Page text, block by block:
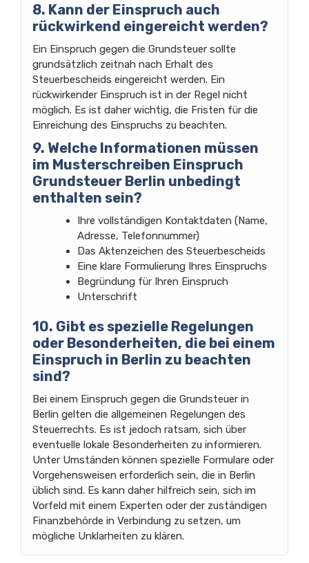
8. Kann der Einspruch auch
rückwirkend eingereicht werden?
Ein Einspruch gegen die Grundsteuer sollte
grundsätzlich zeitnah nach Erhalt des
Steuerbescheids eingereicht werden. Ein
rückwirkender Einspruch ist in der Regel nicht
möglich. Es ist daher wichtig, die Fristen für die
Einreichung des Einspruchs zu beachten.
9. Welche Informationen müssen
im Musterschreiben Einspruch
Grundsteuer Berlin unbedingt
enthalten sein?
Ihre vollständigen Kontaktdaten (Name,
Adresse, Telefonnummer)
Das Aktenzeichen des Steuerbescheids
Eine klare Formulierung Ihres Einspruchs
Begründung für Ihren Einspruch
Unterschrift
10. Gibt es spezielle Regelungen
oder Besonderheiten, die bei einem
Einspruch in Berlin zu beachten
sind?
Bei einem Einspruch gegen die Grundsteuer in
Berlin gelten die allgemeinen Regelungen des
Steuerrechts. Es ist jedoch ratsam, sich über
eventuelle lokale Besonderheiten zu informieren.
Unter Umständen können spezielle Formulare oder
Vorgehensweisen erforderlich sein, die in Berlin
üblich sind. Es kann daher hilfreich sein, sich im
Vorfeld mit einem Experten oder der zuständigen
Finanzbehörde in Verbindung zu setzen, um
mögliche Unklarheiten zu klären.